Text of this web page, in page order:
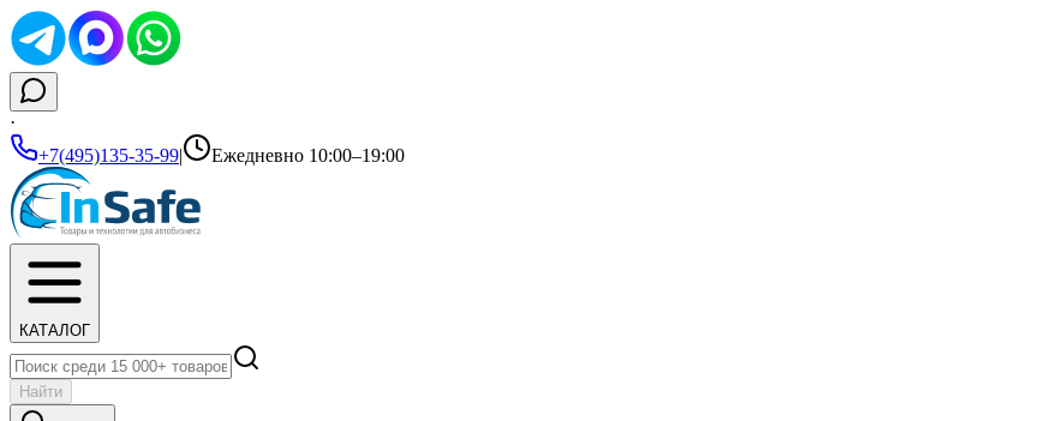
·
+7(495)135-35-99| Ежедневно 10:00–19:00
КАТАЛОГ
Найти